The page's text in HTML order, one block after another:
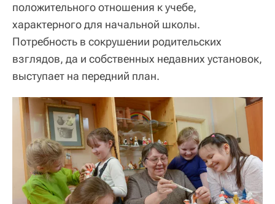
положительного отношения к учебе,
характерного для начальной школы.
Потребность в сокрушении родительских
взглядов, да и собственных недавних установок,
выступает на передний план.